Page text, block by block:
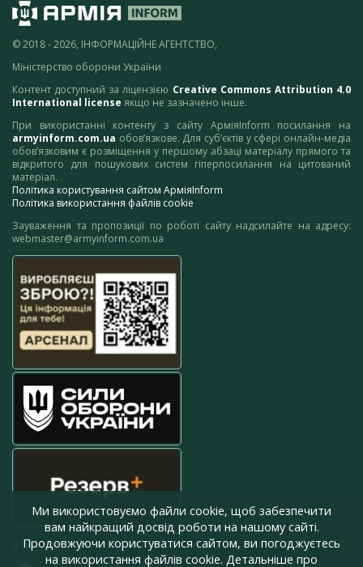
© 2018 - 2026, ІНФОРМАЦІЙНЕ АГЕНТСТВО,
Міністерство оборони України
Контент доступний за ліцензією Creative Commons Attribution 4.0
International license якщо не зазначено інше.
При використанні контенту з сайту АрміяInform посилання на
armyinform.com.ua обов’язкове. Для суб’єктів у сфері онлайн-медіа
обов’язковим є розміщення у першому абзаці матеріалу прямого та
відкритого для пошукових систем гіперпосилання на цитований
матеріал.
Політика користування сайтом АрміяInform
Політика використання файлів cookie
Зауваження та пропозиції по роботі сайту надсилайте на адресу:
webmaster@armyinform.com.ua
press@armyinform.com.ua
Ми використовуємо файли cookie, щоб забезпечити
вам найкращий досвід роботи на нашому сайті.
Продовжуючи користуватися сайтом, ви погоджуєтесь
на використання файлів cookie. Детальніше про